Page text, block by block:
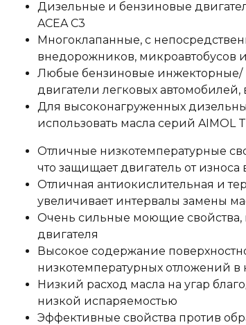
Дизельные и бензиновые
ACEA C3
Многоклапанные, с
внедорожников, микроавтобусов
Любые бензиновые инжекторные/
двигатели легковых
Для высоконагруженных
использовать масла серий AIMOL
Отличные низкотемпературные
что защищает двигатель от
Отличная антиокислительная и
увеличивает интервалы замены
Очень сильные моющие свойства,
двигателя
Высокое содержание
низкотемпературных отложений в
Низкий расход масла на угар
низкой испаряемостью
Эффективные свойства против